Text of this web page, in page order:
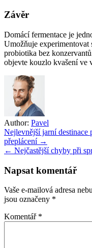
Závěr
Domácí fermentace je
Umožňuje experimentovat
probiotika bez
objevte kouzlo kvašení ve
Author: Pavel
Navigace
pro
Nejlevnější jarní destinace
přeplácení →
← Nejčastější chyby při
Napsat komentář
Vaše e-mailová adresa
jsou označeny *
Komentář *